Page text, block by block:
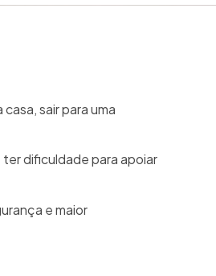
sair para uma
dificuldade para apoiar
e maior